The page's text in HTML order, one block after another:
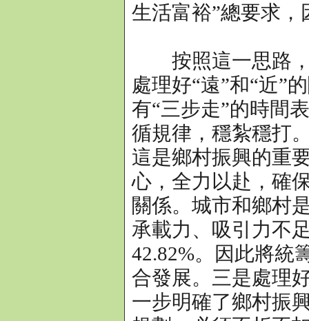
生活富裕”總要求
按照這一思路，
處理好“遠”和“近”
有“三步走”的時間
循規律，穩紮穩打
這是鄉村振興的重
心，全力以赴，確
關係。城市和鄉村
承載力、吸引力不
42.82%。因此將統
合發展。三是處理
一步明確了鄉村振